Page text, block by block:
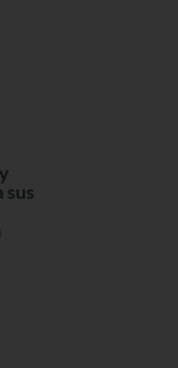
sus